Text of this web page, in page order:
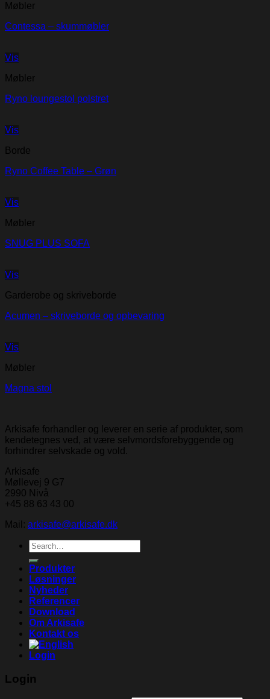
Møbler
Contessa – skummøbler
Vis
Møbler
Ryno loungestol polstret
Vis
Borde
Ryno Coffee Table – Grøn
Vis
Møbler
SNUG PLUS SOFA
Vis
Garderobe og skriveborde
Acumen – skriveborde og opbevaring
Vis
Møbler
Magna stol
Arkisafe forhandler og leverer en serie af produkter, som
kendetegnes ved, at være selvmordsforebyggende og
forhindrer selvskade og vold.
Arkisafe
Møllevej 9 G7
2990 Nivå
+45 88 63 43 00
Mail: arkisafe@arkisafe.dk
Search
for:
Produkter
Løsninger
Nyheder
Referencer
Download
Om Arkisafe
Kontakt os
Login
Login